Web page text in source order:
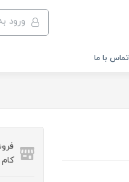
ورود
تماس با ما
کام